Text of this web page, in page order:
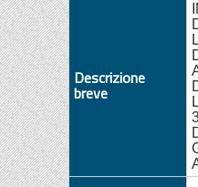
Descrizione
breve